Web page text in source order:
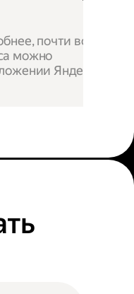
почти все
можно
Яндекс